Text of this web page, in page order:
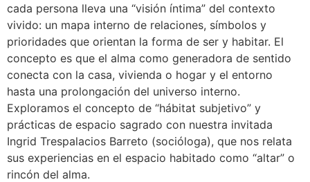
cada persona lleva una “visión íntima” del contexto
vivido: un mapa interno de relaciones, símbolos y
prioridades que orientan la forma de ser y habitar. El
concepto es que el alma como generadora de sentido
conecta con la casa, vivienda o hogar y el entorno
hasta una prolongación del universo interno.
Exploramos el concepto de “hábitat subjetivo” y
prácticas de espacio sagrado con nuestra invitada
Ingrid Trespalacios Barreto (socióloga), que nos relata
sus experiencias en el espacio habitado como “altar” o
rincón del alma.